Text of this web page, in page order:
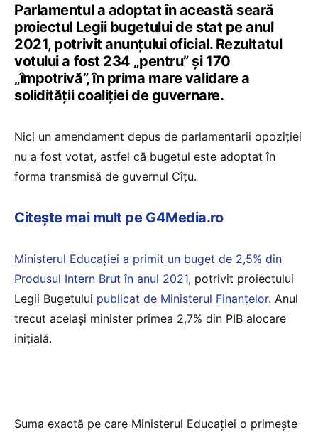
Parlamentul a adoptat în această seară
proiectul Legii bugetului de stat pe anul
2021, potrivit anunțului oficial. Rezultatul
votului a fost 234 „pentru” şi 170
„împotrivă”, în prima mare validare a
solidității coaliției de guvernare.
Nici un amendament depus de parlamentarii opoziției
nu a fost votat, astfel că bugetul este adoptat în
forma transmisă de guvernul Cîțu.
Citește mai mult pe G4Media.ro
Ministerul Educației a primit un buget de 2,5% din
Produsul Intern Brut în anul 2021, potrivit proiectului
Legii Bugetului publicat de Ministerul Finanțelor. Anul
trecut același minister primea 2,7% din PIB alocare
inițială.
Suma exactă pe care Ministerul Educației o primește